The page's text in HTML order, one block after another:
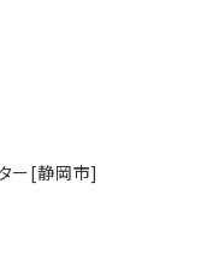
ー[静岡市]